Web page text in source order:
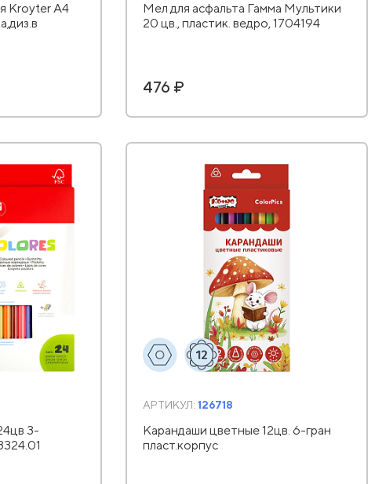
Kroyter А4
Мел для асфальта Гамма Мультики
20 цв., пластик. ведро, 1704194
476 ₽
3-
АРТИКУЛ: 126718
Карандаши цветные 12цв. 6-гран
пласт.корпус